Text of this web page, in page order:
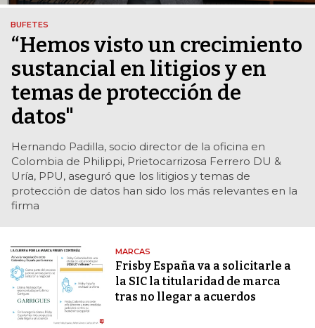
BUFETES
“Hemos visto un crecimiento
sustancial en litigios y en
temas de protección de
datos"
Hernando Padilla, socio director de la oficina en
Colombia de Philippi, Prietocarrizosa Ferrero DU &
Uría, PPU, aseguró que los litigios y temas de
protección de datos han sido los más relevantes en la
firma
MARCAS
Frisby España va a solicitarle a
la SIC la titularidad de marca
tras no llegar a acuerdos